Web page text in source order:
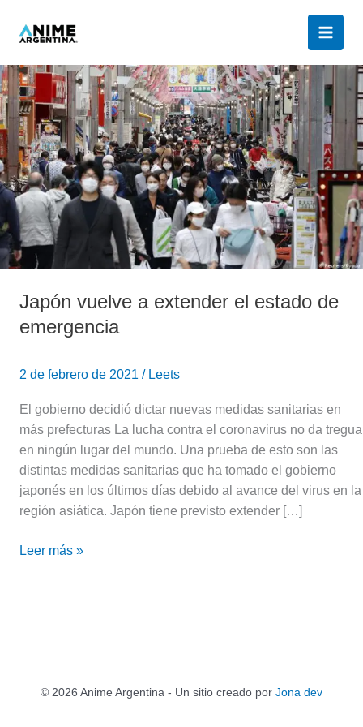
Japón vuelve a extender el estado de
emergencia
2 de febrero de 2021 / Leets
El gobierno decidió dictar nuevas medidas sanitarias en
más prefecturas La lucha contra el coronavirus no da tregua
en ningún lugar del mundo. Una prueba de esto son las
distintas medidas sanitarias que ha tomado el gobierno
japonés en los últimos días debido al avance del virus en la
región asiática. Japón tiene previsto extender […]
Japón
vuelve
a
extender
el
estado
de
emergencia
Leer más »
© 2026 Anime Argentina - Un sitio creado por Jona dev